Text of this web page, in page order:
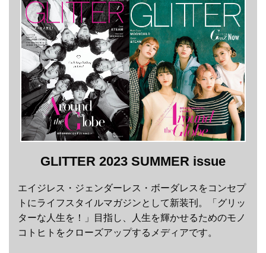
GLITTER 2023 SUMMER issue
エイジレス・ジェンダーレス・ボーダレスをコンセプ
トにライフスタイルマガジンとして新装刊。「グリッ
ターな人生を！」目指し、人生を輝かせるためのモノ
コトヒトをクローズアップするメディアです。